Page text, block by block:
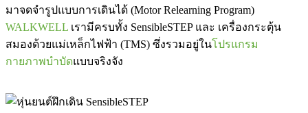
มาจดจำรูปแบบการเดินได้ (Motor Relearning Program)
WALKWELL เรามีครบทั้ง SensibleSTEP และ เครื่องกระตุ้น
สมองด้วยแม่เหล็กไฟฟ้า (TMS) ซึ่งรวมอยู่ในโปรแกรม
กายภาพบำบัดแบบจริงจัง